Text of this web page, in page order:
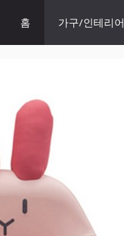
홈 가구/인테리어